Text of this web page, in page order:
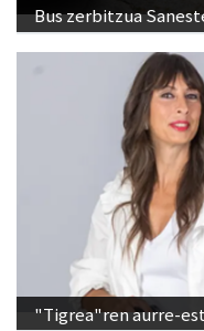
Bus zerbitzua
"Tigrea"ren aurre-